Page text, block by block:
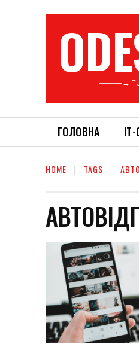
———→
ГОЛОВНА
HOME TAGS